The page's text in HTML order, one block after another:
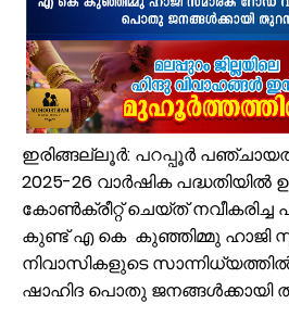
സൗദിയിൽ വാഹനാപകടത്തിൽ
ജോലിസ്ഥലത്ത് വെള്ളപ്പൊക്കം;
ഇരിങ്ങല്ലൂർ: പറപ്പൂർ
2025-26 വാർഷിക പദ്ധതിയിൽ
കോൺക്രീറ്റ് ചെയ്ത് നവീകരിച്ച
കുണ്ട് എ കെ കുഞ്ഞിമ്മു ഹാജി
നിവാസികളുടെ
ഷാഹിദ പൊതു